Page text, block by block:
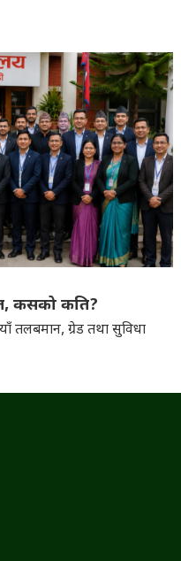
कसको कति?
तलबमान, ग्रेड तथा सुविधा